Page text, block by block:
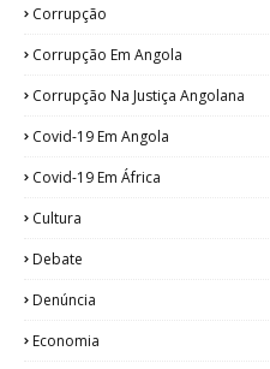
Corrupção
Corrupção Em Angola
Corrupção Na Justiça Angolana
Covid-19 Em Angola
Covid-19 Em África
Cultura
Debate
Denúncia
Economia